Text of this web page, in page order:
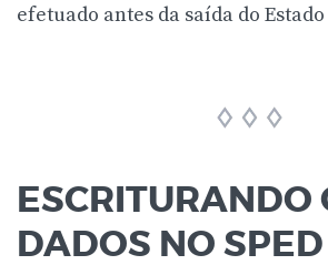
efetuado antes da saída do Estado
ESCRITURANDO
DADOS NO